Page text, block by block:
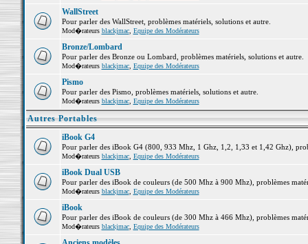
WallStreet
Pour parler des WallStreet, problèmes matériels, solutions et autre.
Mod�rateurs blackjmac, Equipe des Modérateurs
Bronze/Lombard
Pour parler des Bronze ou Lombard, problèmes matériels, solutions et autre.
Mod�rateurs blackjmac, Equipe des Modérateurs
Pismo
Pour parler des Pismo, problèmes matériels, solutions et autre.
Mod�rateurs blackjmac, Equipe des Modérateurs
Autres Portables
iBook G4
Pour parler des iBook G4 (800, 933 Mhz, 1 Ghz, 1,2, 1,33 et 1,42 Ghz),
Mod�rateurs blackjmac, Equipe des Modérateurs
iBook Dual USB
Pour parler des iBook de couleurs (de 500 Mhz à 900 Mhz), problèmes
Mod�rateurs blackjmac, Equipe des Modérateurs
iBook
Pour parler des iBook de couleurs (de 300 Mhz à 466 Mhz), problèmes
Mod�rateurs blackjmac, Equipe des Modérateurs